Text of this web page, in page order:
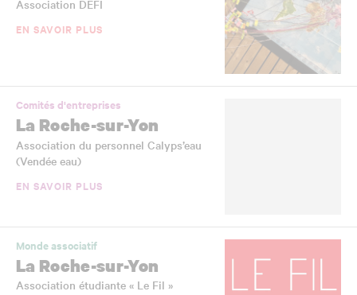
Association DEFI
EN SAVOIR PLUS
Comités d'entreprises
La Roche-sur-Yon
Association du personnel Calyps’eau
(Vendée eau)
EN SAVOIR PLUS
Monde associatif
La Roche-sur-Yon
Association étudiante « Le Fil »